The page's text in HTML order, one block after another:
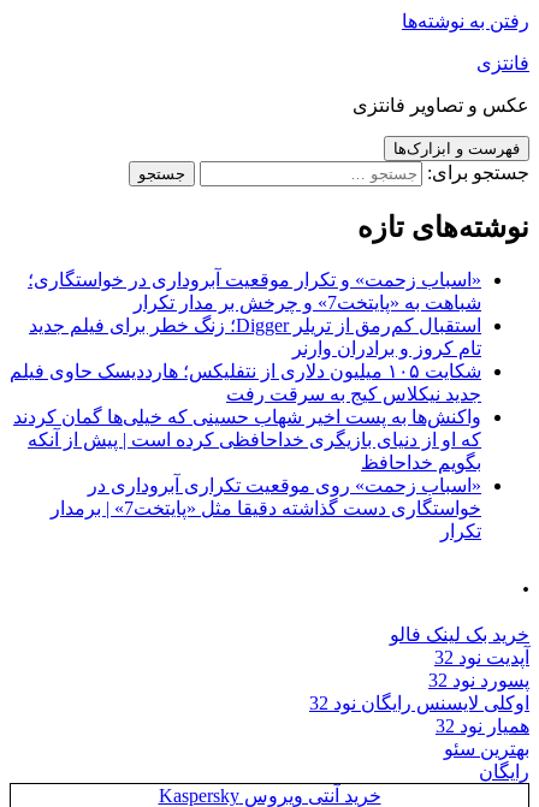
رفتن به نوشته‌ها
فانتزی
عکس و تصاویر فانتزی
فهرست و ابزارک‌ها
جستجو برای:
نوشته‌های تازه
«اسباب زحمت» و تکرار موقعیت آبروداری در خواستگاری؛
شباهت به «پایتخت7» و چرخش بر مدار تکرار
استقبال کم‌رمق از تریلر Digger؛ زنگ خطر برای فیلم جدید
تام کروز و برادران وارنر
شکایت ۱۰۵ میلیون دلاری از نتفلیکس؛ هارددیسک حاوی فیلم
جدید نیکلاس کیج به سرقت رفت
واکنش‌ها به پست اخیر شهاب حسینی که خیلی‌ها گمان کردند
که او از دنیای بازیگری خداحافظی کرده است | پیش از آنکه
بگویم خداحافظ
«اسباب زحمت» روی موقعیت تکراری آبروداری در
خواستگاری دست گذاشته دقیقا مثل «پایتخت7» | برمدار
تکرار
.
خرید بک لینک فالو
آپدیت نود 32
پسورد نود 32
اوکلی لایسنس رایگان نود 32
همیار نود 32
بهترین سئو
رایگان
خرید آنتی ویروس Kaspersky